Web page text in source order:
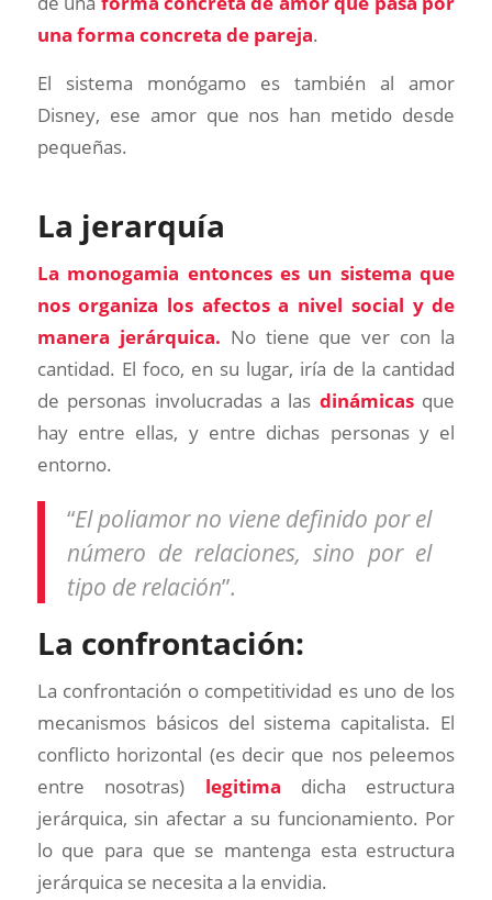
una forma concreta de pareja.
El sistema monógamo es también al amor
Disney, ese amor que nos han metido desde
pequeñas.
La jerarquía
La monogamia entonces es un sistema que
nos organiza los afectos a nivel social y de
manera jerárquica. No tiene que ver con la
cantidad. El foco, en su lugar, iría de la cantidad
de personas involucradas a las dinámicasque
hay entre ellas, y entre dichas personas y el
entorno.
“El poliamor no viene definido por el
número de relaciones, sino por el
tipo de relación”.
La confrontación:
La confrontación o competitividad es uno de los
mecanismos básicos del sistema capitalista. El
conflicto horizontal (es decir que nos peleemos
entre nosotras) legitima dicha estructura
jerárquica, sin afectar a su funcionamiento. Por
lo que para que se mantenga esta estructura
jerárquica se necesita a la envidia.